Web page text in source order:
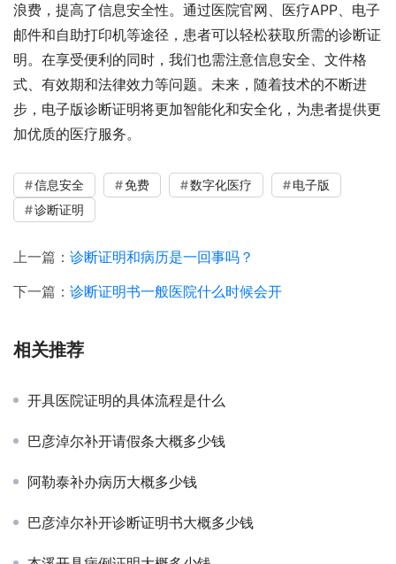
浪费，提高了信息安全性。通过医院官网、医疗APP、电子
邮件和自助打印机等途径，患者可以轻松获取所需的诊断证
明。在享受便利的同时，我们也需注意信息安全、文件格
式、有效期和法律效力等问题。未来，随着技术的不断进
步，电子版诊断证明将更加智能化和安全化，为患者提供更
加优质的医疗服务。
信息安全 免费 数字化医疗
电子版
诊断证明
上一篇： 诊断证明和病历是一回事吗？
下一篇： 诊断证明书一般医院什么时候会开
相关推荐
开具医院证明的具体流程是什么
巴彦淖尔补开请假条大概多少钱
阿勒泰补办病历大概多少钱
巴彦淖尔补开诊断证明书大概多少钱